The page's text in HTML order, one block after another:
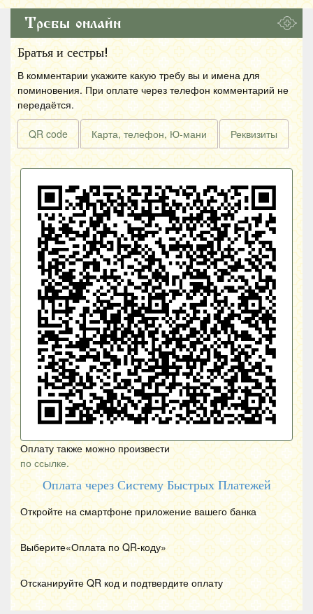
Требы онлайн
Братья и сестры!
В комментарии укажите какую требу вы и имена для
поминовения. При оплате через телефон комментарий не
передаётся.
QR code Карта, телефон, Ю-мани Реквизиты
Оплату также можно произвести
по ссылке.
Оплата через Систему Быстрых Платежей
Откройте на смартфоне приложение вашего банка
Выберите«Оплата по QR-коду»
Отсканируйте QR код и подтвердите оплату